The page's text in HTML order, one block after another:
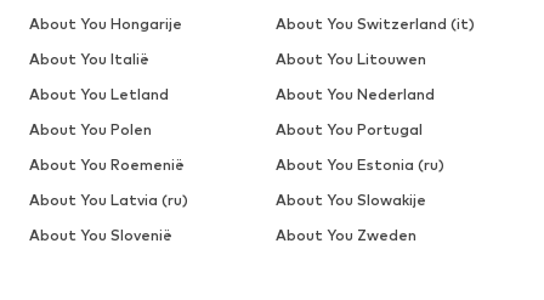
About You Hongarije
About You Switzerland (it)
About You Italië
About You Litouwen
About You Letland
About You Nederland
About You Polen
About You Portugal
About You Roemenië
About You Estonia (ru)
About You Latvia (ru)
About You Slowakije
About You Slovenië
About You Zweden